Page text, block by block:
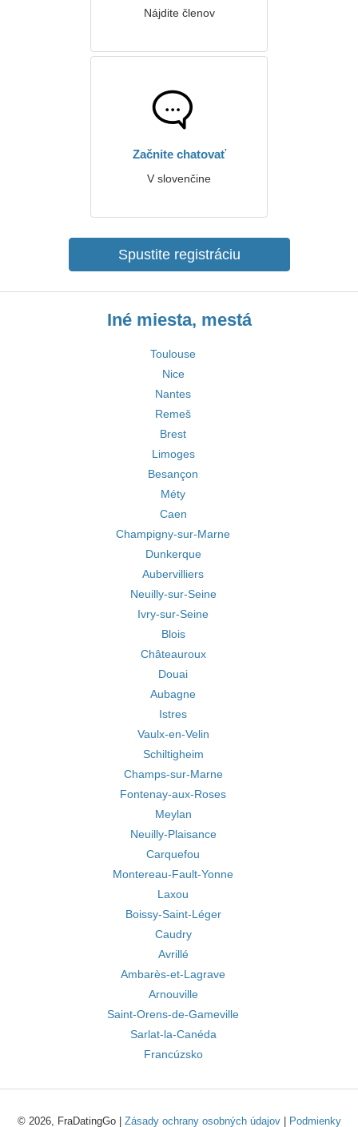
Nájdite členov
Začnite chatovať
V slovenčine
Spustite registráciu
Iné miesta, mestá
Toulouse
Nice
Nantes
Remeš
Brest
Limoges
Besançon
Méty
Caen
Champigny-sur-Marne
Dunkerque
Aubervilliers
Neuilly-sur-Seine
Ivry-sur-Seine
Blois
Châteauroux
Douai
Aubagne
Istres
Vaulx-en-Velin
Schiltigheim
Champs-sur-Marne
Fontenay-aux-Roses
Meylan
Neuilly-Plaisance
Carquefou
Montereau-Fault-Yonne
Laxou
Boissy-Saint-Léger
Caudry
Avrillé
Ambarès-et-Lagrave
Arnouville
Saint-Orens-de-Gameville
Sarlat-la-Canéda
Francúzsko
© 2026, FraDatingGo | Zásady ochrany osobných údajov| Podmienky